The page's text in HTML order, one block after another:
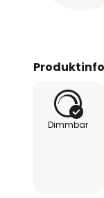
Dimmbar